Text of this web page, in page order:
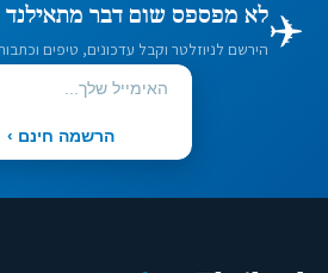
✈️לא מפספס שום דבר מתאילנד
הירשם לניוזלטר וקבל עדכונים, טיפים
הרשמה חינם ›